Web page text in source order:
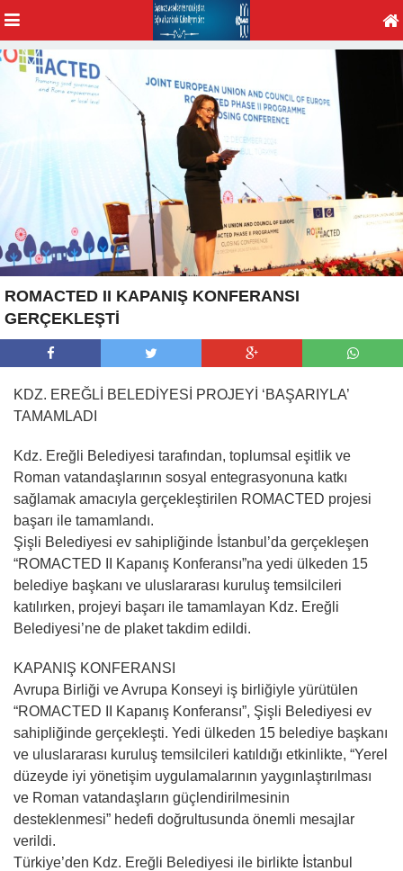
ROMACTED II KAPANIŞ KONFERANSI
GERÇEKLEŞTİ
KDZ. EREĞLİ BELEDİYESİ PROJEYİ ‘BAŞARIYLA’
TAMAMLADI
Kdz. Ereğli Belediyesi tarafından, toplumsal eşitlik ve
Roman vatandaşlarının sosyal entegrasyonuna katkı
sağlamak amacıyla gerçekleştirilen ROMACTED projesi
başarı ile tamamlandı.
Şişli Belediyesi ev sahipliğinde İstanbul’da gerçekleşen
“ROMACTED II Kapanış Konferansı”na yedi ülkeden 15
belediye başkanı ve uluslararası kuruluş temsilcileri
katılırken, projeyi başarı ile tamamlayan Kdz. Ereğli
Belediyesi’ne de plaket takdim edildi.
KAPANIŞ KONFERANSI
Avrupa Birliği ve Avrupa Konseyi iş birliğiyle yürütülen
“ROMACTED II Kapanış Konferansı”, Şişli Belediyesi ev
sahipliğinde gerçekleşti. Yedi ülkeden 15 belediye başkanı
ve uluslararası kuruluş temsilcileri katıldığı etkinlikte, “Yerel
düzeyde iyi yönetişim uygulamalarının yaygınlaştırılması
ve Roman vatandaşların güçlendirilmesinin
desteklenmesi” hedefi doğrultusunda önemli mesajlar
verildi.
Türkiye’den Kdz. Ereğli Belediyesi ile birlikte İstanbul